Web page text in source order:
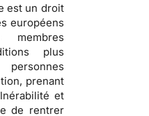
est un droit
européens
membres
plus
prenant
et
de rentrer